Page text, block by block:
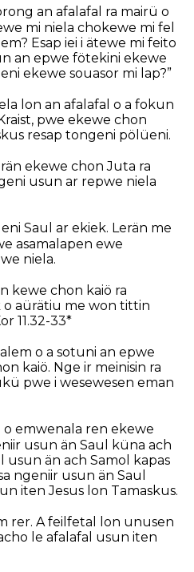
an afalafal ra mairü o
mi niela chokewe mi fel
Esap iei i ätewe mi feito
an epwe fötekini ekewe
ekewe souasor mi lap?”
lon an afalafal o a fokun
pwe ekewe chon
resap tongeni pölüeni.
ekewe chon Juta ra
usun ar repwe niela
Saul ar ekiek. Lerän me
asamalapen ewe
niela.
kewe chon kaiö ra
aürätiu me won tittin
11.32-33*
o a sotuni an epwe
kaiö. Nge ir meinisin ra
pwe i wesewesen eman
o emwenala ren ekewe
usun än Saul küna ach
usun än ach Samol kapas
ngeniir usun än Saul
iten Jesus lon Tamaskus.
rer. A feilfetal lon unusen
le afalafal usun iten